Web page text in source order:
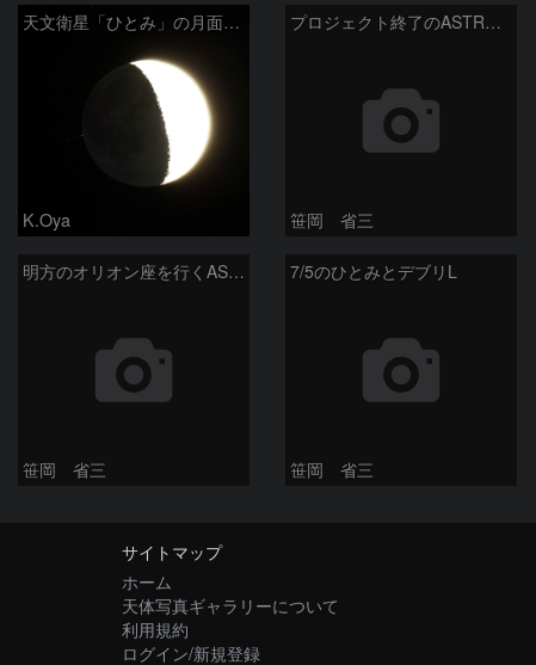
天文衛星「ひとみ」の月面通過
K.Oya
プロジェクト終了のASTRO-H
笹岡 省三
明方のオリオン座を行くASTRO-H (HITOMI)
笹岡 省三
7/5のひとみとデブリL
笹岡 省三
サイトマップ
ホーム
天体写真ギャラリーについて
利用規約
ログイン/新規登録